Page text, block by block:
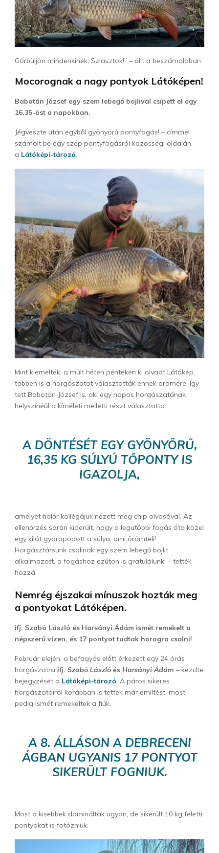
Görbüljön mindenkinek, Sziasztok!” – állt a beszámolóban.
Mocorognak a nagy pontyok Látóképen!
Babotán József egy szem lebegő bojlival csípett el egy
16,35-öst a napokban.
Jégveszte után egyből gyönyörű pontyfogás! – címmel
számolt be egy szép pontyfogásról közösségi oldalán
a Látóképi-tározó.
Mint kiemelték, a múlt héten pénteken ki olvadt Látókép,
többen is a horgászatot választották ennek örömére. Így
tett Babotán József is, aki egy napos horgászatának
helyszínéül a kíméleti melletti részt választotta.
A DÖNTÉSÉT EGY GYÖNYÖRŰ,
16,35 KG SÚLYÚ TŐPONTY IS
IGAZOLJA,
amelyet halőr kollégájuk nézett meg chip olvasóval. Az
ellenőrzés során kiderült, hogy a legutóbbi fogás óta közel
egy kilót gyarapodott a súlya, ami örömteli!
Horgásztársunk csalinak egy szem lebegő bojlit
alkalmazott, a fogáshoz ezúton is gratulálunk! – tették
hozzá.
Nemrég éjszakai mínuszok hozták meg
a pontyokat Látóképen.
ifj. Szabó László és Harsányi Ádám ismét remekelt a
népszerű vízen, és 17 pontyot tudtak horogra csalni!
Február elején, a befagyás előtt érkezett egy 24 órás
horgászatra ifj. Szabó László és Harsányi Ádám – kezdte
bejegyzését a Látóképi-tározó. A páros sikeres
horgászatairól korábban is tettek már említést, most
pedig ismét remekeltek a fiúk.
A 8. ÁLLÁSON A DEBRECENI
ÁGBAN UGYANIS 17 PONTYOT
SIKERÜLT FOGNIUK.
Most a kisebbek domináltak ugyan, de sikerült 10 kg feletti
pontyokat is fotózniuk.